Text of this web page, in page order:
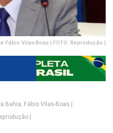
Fábio Vilas-Boas | FOTO: Reprodução |
Bahia, Fábio Vilas-Boas |
|